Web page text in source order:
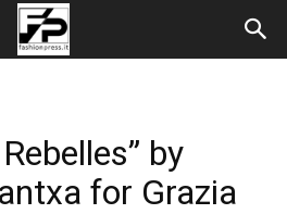
by
for Grazia